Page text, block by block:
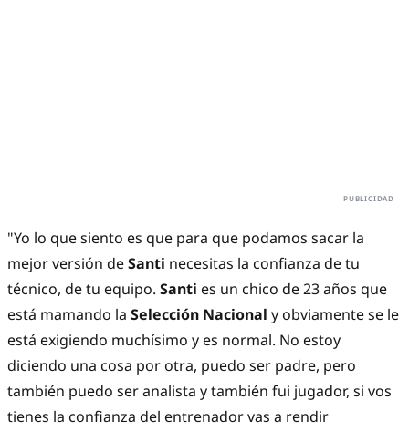
"Yo lo que siento es que para que podamos sacar la
mejor versión deSanti necesitas la confianza de tu
técnico, de tu equipo. Santi es un chico de 23 años que
está mamando la Selección Nacional y obviamente se le
está exigiendo muchísimo y es normal. No estoy
diciendo una cosa por otra, puedo ser padre, pero
también puedo ser analista y también fui jugador, si vos
tienes la confianza del entrenador vas a rendir